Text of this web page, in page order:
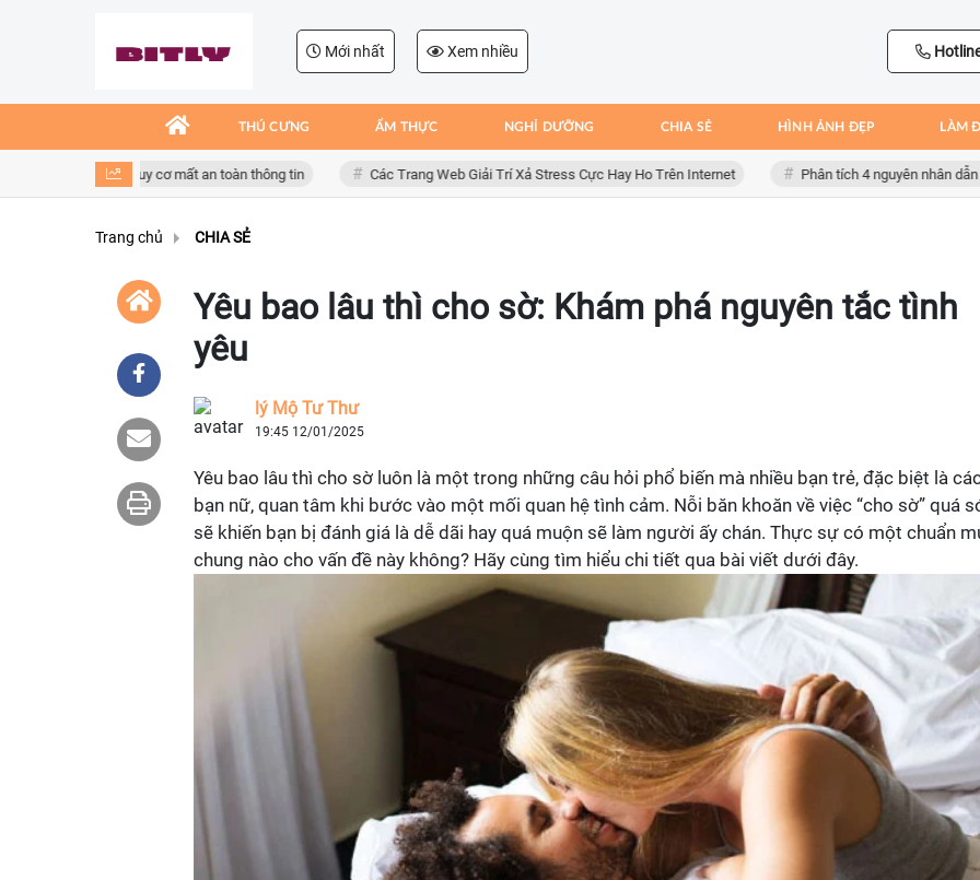
Mới nhất Xem nhiều
THÚ CƯNG ẨM THỰC NGHỈ DƯỠNG CHIA SẺ HÌNH ẢNH ĐẸP LÀM
giả mạo, nguy cơ mất an toàn thông tin Các Trang Web Giải Trí Xả Stress Cực Hay Ho Trên Internet Phân tích 4 nguyên nhân dẫn đến
Trang chủ CHIA SẺ
Yêu bao lâu thì cho sờ: Khám phá nguyên tắc tình
yêu
lý Mộ Tư Thư
19:45 12/01/2025
Yêu bao lâu thì cho sờ luôn là một trong những câu hỏi phổ biến mà nhiều bạn trẻ, đặc biệt là
bạn nữ, quan tâm khi bước vào một mối quan hệ tình cảm. Nỗi băn khoăn về việc “cho sờ” quá
sẽ khiến bạn bị đánh giá là dễ dãi hay quá muộn sẽ làm người ấy chán. Thực sự có một chuẩn
chung nào cho vấn đề này không? Hãy cùng tìm hiểu chi tiết qua bài viết dưới đây.